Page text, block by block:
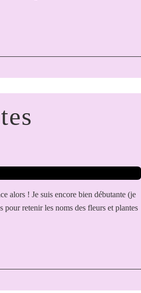
alors ! Je suis encore bien débutante (je
pour retenir les noms des fleurs et plantes